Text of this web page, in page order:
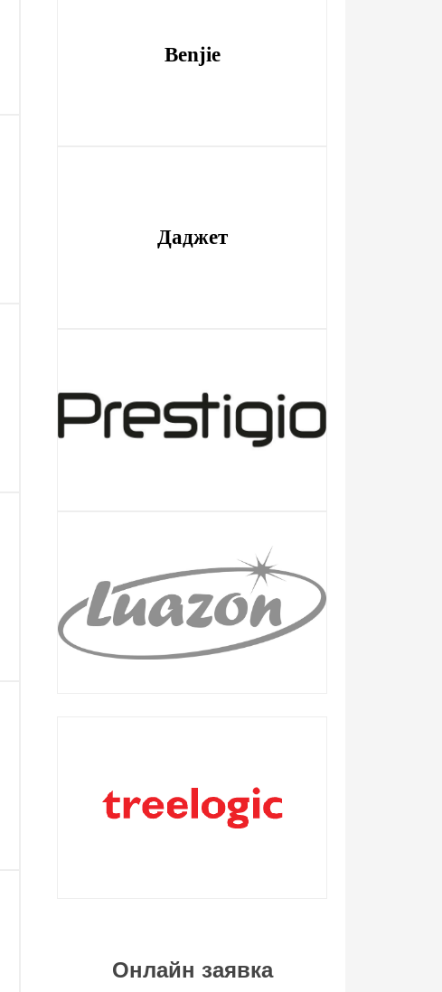
Benjie
Даджет
Онлайн заявка